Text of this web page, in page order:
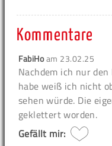
Kommentare
FabiHoam 23.02.25
Nachdem ich nur
habe weiß ich nicht
sehen würde. Die
geklettert worden.
Gefällt mir: